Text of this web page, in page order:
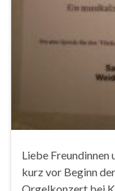
Liebe
kurz vor Beginn